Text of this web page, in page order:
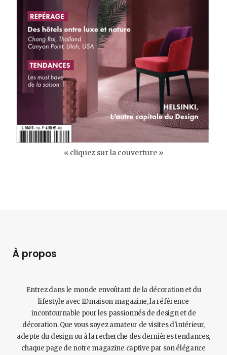
« cliquez sur la couverture »
À propos
Entrez dans le monde envoûtant de la décoration et du
lifestyle avec IDmaison magazine, la référence
incontournable pour les passionnés de design et de
décoration. Que vous soyez amateur de visites d'intérieur,
adepte du design ou à la recherche des dernières tendances,
chaque page de notre magazine captive par son élégance